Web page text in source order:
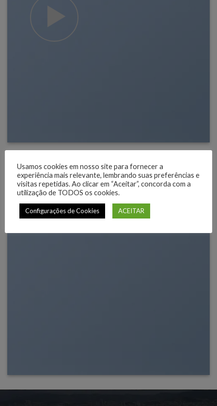
Usamos cookies em nosso site para fornecer a
experiência mais relevante, lembrando suas preferências e
visitas repetidas. Ao clicar em “Aceitar”, concorda com a
utilização de TODOS os cookies.
Configurações de Cookies ACEITAR